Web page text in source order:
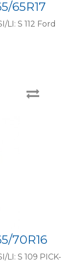
65R17
S 112 Ford
70R16
S 109 PICK-